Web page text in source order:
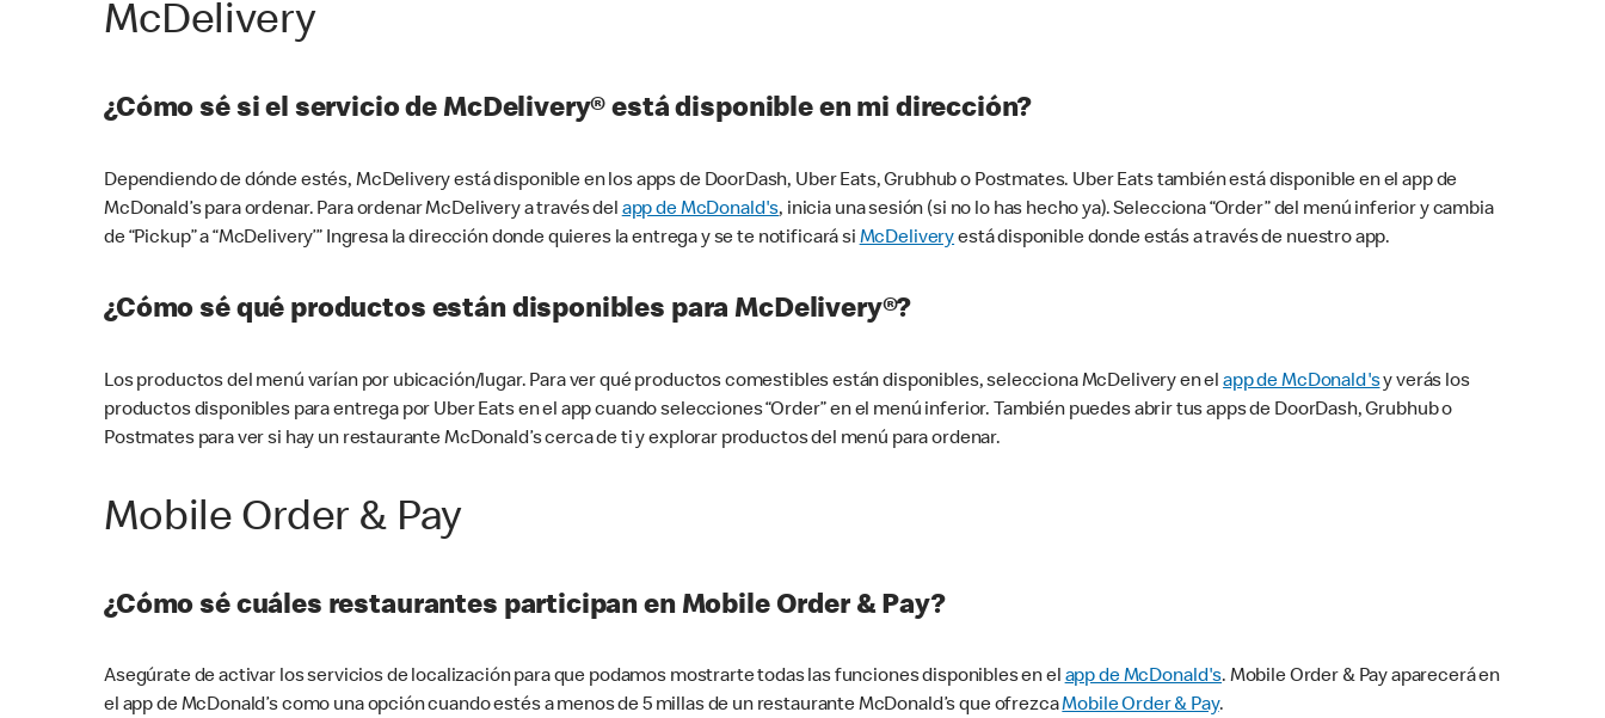
McDelivery
¿Cómo sé si el servicio de McDelivery® está disponible en mi dirección?
Dependiendo de dónde estés, McDelivery está disponible en los apps de DoorDash, Uber Eats, Grubhub o Postmates. Uber Eats también está disponible en el app de
McDonald’s para ordenar. Para ordenar McDelivery a través del app de McDonald's, inicia una sesión (si no lo has hecho ya). Selecciona “Order” del menú inferior y cambia
de “Pickup” a “McDelivery’” Ingresa la dirección donde quieres la entrega y se te notificará si McDeliveryestá disponible donde estás a través de nuestro app.
¿Cómo sé qué productos están disponibles para McDelivery®?
Los productos del menú varían por ubicación/lugar. Para ver qué productos comestibles están disponibles, selecciona McDelivery en elapp de McDonald'sy verás los
productos disponibles para entrega por Uber Eats en el app cuando selecciones “Order” en el menú inferior. También puedes abrir tus apps de DoorDash, Grubhub o
Postmates para ver si hay un restaurante McDonald’s cerca de ti y explorar productos del menú para ordenar.
Mobile Order & Pay
¿Cómo sé cuáles restaurantes participan en Mobile Order & Pay?
Asegúrate de activar los servicios de localización para que podamos mostrarte todas las funciones disponibles en elapp de McDonald's. Mobile Order & Pay aparecerá en
el app de McDonald’s como una opción cuando estés a menos de 5 millas de un restaurante McDonald’s que ofrezcaMobile Order & Pay.